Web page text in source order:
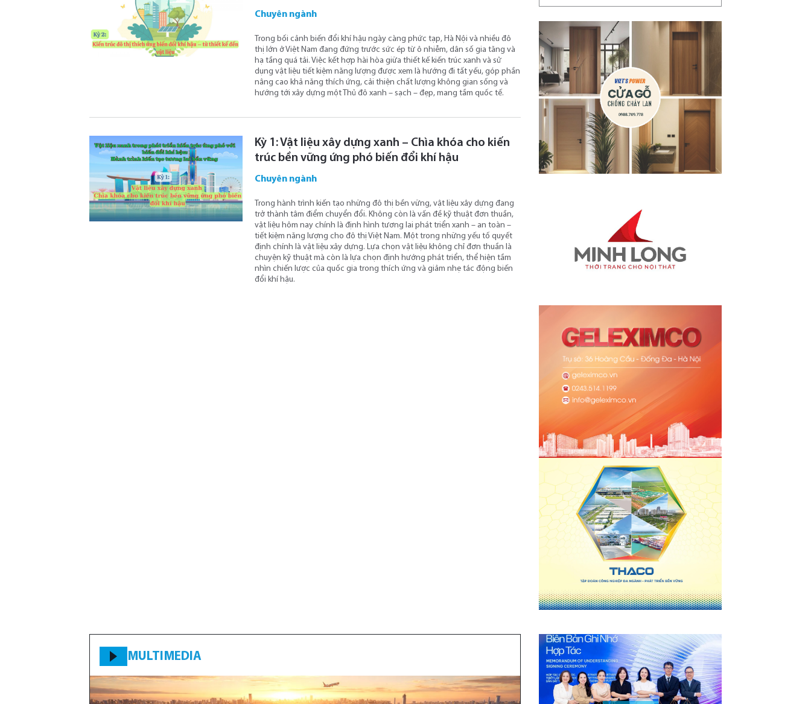
Chuyên ngành
Trong bối cảnh biến đổi khí hậu ngày càng phức tạp, Hà Nội và nhiều đô
thị lớn ở Việt Nam đang đứng trước sức ép từ ô nhiễm, dân số gia tăng và
hạ tầng quá tải. Việc kết hợp hài hòa giữa thiết kế kiến trúc xanh và sử
dụng vật liệu tiết kiệm năng lượng được xem là hướng đi tất yếu, góp phần
nâng cao khả năng thích ứng, cải thiện chất lượng không gian sống và
hướng tới xây dựng một Thủ đô xanh – sạch – đẹp, mang tầm quốc tế.
Kỳ 1: Vật liệu xây dựng xanh – Chìa khóa cho kiến
trúc bền vững ứng phó biến đổi khí hậu
Chuyên ngành
Trong hành trình kiến tạo những đô thị bền vững, vật liệu xây dựng đang
trở thành tâm điểm chuyển đổi. Không còn là vấn đề kỹ thuật đơn thuần,
vật liệu hôm nay chính là định hình tương lai phát triển xanh – an toàn –
tiết kiệm năng lượng cho đô thị Việt Nam. Một trong những yếu tố quyết
định chính là vật liệu xây dựng. Lựa chọn vật liệu không chỉ đơn thuần là
chuyện kỹ thuật mà còn là lựa chọn định hướng phát triển, thể hiện tầm
nhìn chiến lược của quốc gia trong thích ứng và giảm nhẹ tác động biến
đổi khí hậu.
MULTIMEDIA